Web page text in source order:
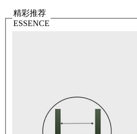
精彩推荐
ESSENCE